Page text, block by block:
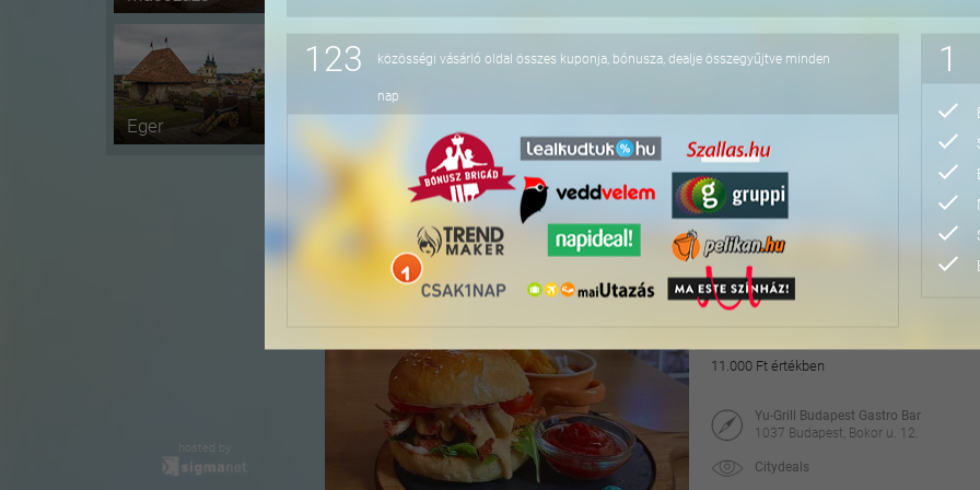
123 közösségi vásárló oldal összes kuponja, bónusza, dealje összegyűjtve minden
nap
1
Eger
hosted by
-20% 3 fogásos fine dining
Élő zenével, különleges választható
Red Carpet Lounge & Piano Bar
1066 Budapest, Zichy Jenő u. 6.
Citydeals
32.800 Ft
Á la carte vacsora a
11.000 Ft értékben
Yu-Grill Budapest Gastro Bar
1037 Budapest, Bokor u. 12.
Citydeals